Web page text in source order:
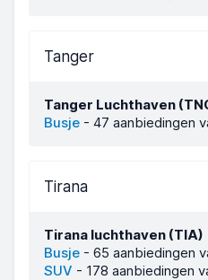
Tanger
Tanger Luchthaven
Busje - 47 aanbiedingen
Tirana
Tirana luchthaven (TIA)
Busje - 65 aanbiedingen
SUV - 178 aanbiedingen